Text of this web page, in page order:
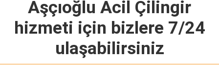
Aşçıoğlu Acil Çilingir
hizmeti için bizlere 7/24
ulaşabilirsiniz